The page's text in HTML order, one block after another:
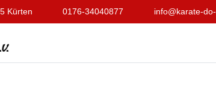
Kürten 0176-34040877 info@karate-